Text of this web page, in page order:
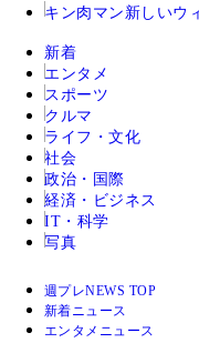
キン肉マン 新しいウ
新着
エンタメ
スポーツ
クルマ
ライフ・文化
社会
政治・国際
経済・ビジネス
IT・科学
写真
週プレNEWS TOP
新着ニュース
エンタメニュース